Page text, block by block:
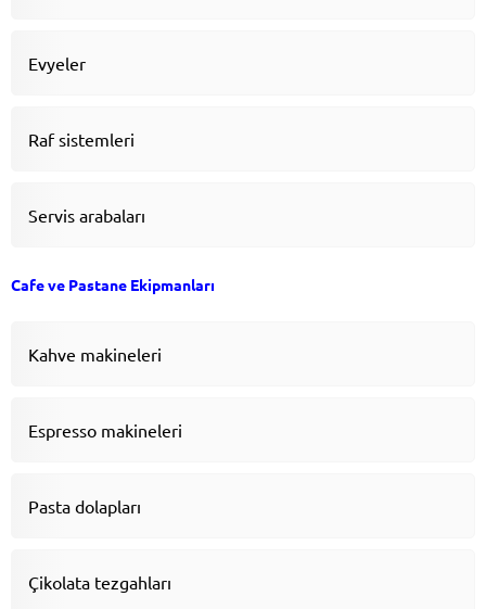
Evyeler
Raf sistemleri
Servis arabaları
Cafe ve Pastane Ekipmanları
Kahve makineleri
Espresso makineleri
Pasta dolapları
Çikolata tezgahları